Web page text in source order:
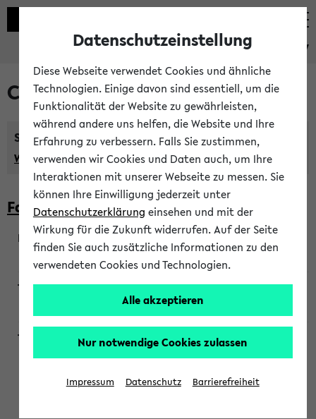
eKVV
Courses taught in English
Semester:
WiSe 2026/2027 SoSe 2026 Previous...
Faculty of Biology
200923
Wendisch, Peters-Wendisch, Stegelmann
Projektmodul "Bakterielle Biotechnologie"
Persönliche Anmeldung beim Veranstalter ist unbedingt
Datenschutzeinstellung
Diese Webseite verwendet Cookies und ähnliche
Technologien. Einige davon sind essentiell, um die
Funktionalität der Website zu gewährleisten,
während andere uns helfen, die Website und Ihre
Erfahrung zu verbessern. Falls Sie zustimmen,
verwenden wir Cookies und Daten auch, um Ihre
Interaktionen mit unserer Webseite zu messen. Sie
können Ihre Einwilligung jederzeit unter
Datenschutzerklärung einsehen und mit der
Wirkung für die Zukunft widerrufen. Auf der Seite
finden Sie auch zusätzliche Informationen zu den
verwendeten Cookies und Technologien.
Alle akzeptieren
Nur notwendige Cookies zulassen
Impressum Datenschutz Barrierefreiheit